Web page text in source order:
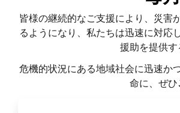
皆様の継続的なご支援により、災害
るようになり、私たちは迅速に対応
援助を提供す
危機的状況にある地域社会に迅速か
命に、ぜひ